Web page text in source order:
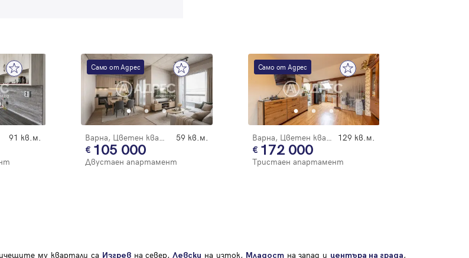
91 кв.м.
Само от Адрес
59 кв.м.
105 000
Двустаен апартамент
Само от Адрес
129 кв.м.
172 000
Тристаен апартамент
му квартали са Изгревна север,Левски на изток, Младостна запад и центъра на града,